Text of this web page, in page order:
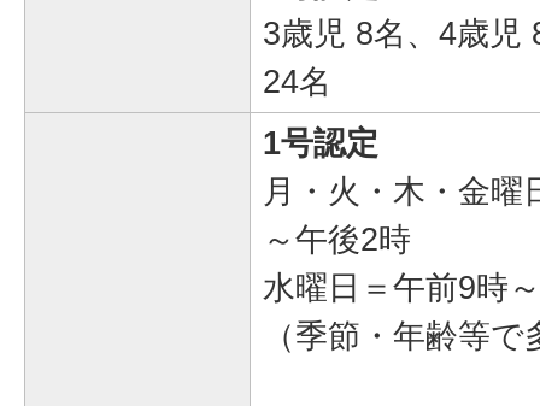
3歳児 8名、4歳児
24名
1号認定
月・火・木・金曜
～午後2時
水曜日＝午前9時
（季節・年齢等